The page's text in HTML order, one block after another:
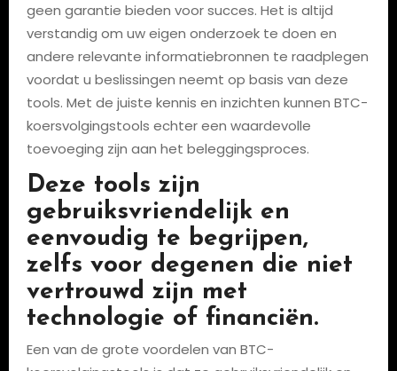
geen garantie bieden voor succes. Het is altijd
verstandig om uw eigen onderzoek te doen en
andere relevante informatiebronnen te raadplegen
voordat u beslissingen neemt op basis van deze
tools. Met de juiste kennis en inzichten kunnen BTC-
koersvolgingstools echter een waardevolle
toevoeging zijn aan het beleggingsproces.
Deze tools zijn
gebruiksvriendelijk en
eenvoudig te begrijpen,
zelfs voor degenen die niet
vertrouwd zijn met
technologie of financiën.
Een van de grote voordelen van BTC-